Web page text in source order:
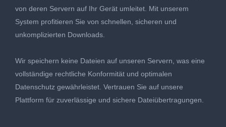
von deren Servern auf Ihr Gerät umleitet. Mit unserem
System profitieren Sie von schnellen, sicheren und
unkomplizierten Downloads.
Wir speichern keine Dateien auf unseren Servern, was eine
vollständige rechtliche Konformität und optimalen
Datenschutz gewährleistet. Vertrauen Sie auf unsere
Plattform für zuverlässige und sichere Dateiübertragungen.